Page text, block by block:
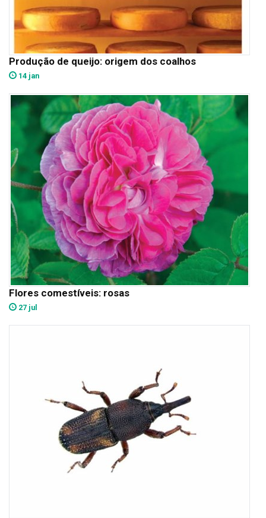
Produção de queijo: origem dos coalhos
14 jan
Flores comestíveis: rosas
27 jul